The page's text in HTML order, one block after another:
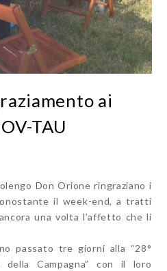
ai
TAU
Don Orione ringraziano i
il week-end, a tratti
una volta l’affetto che li
passato tre giorni alla “28°
della Campagna” con il loro